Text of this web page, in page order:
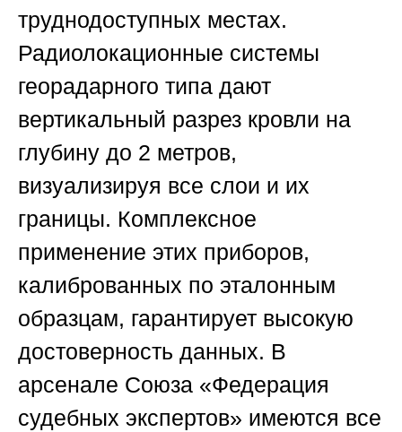
труднодоступных местах.
Радиолокационные системы
георадарного типа дают
вертикальный разрез кровли на
глубину до 2 метров,
визуализируя все слои и их
границы. Комплексное
применение этих приборов,
калиброванных по эталонным
образцам, гарантирует высокую
достоверность данных. В
арсенале Союза «Федерация
судебных экспертов» имеются все